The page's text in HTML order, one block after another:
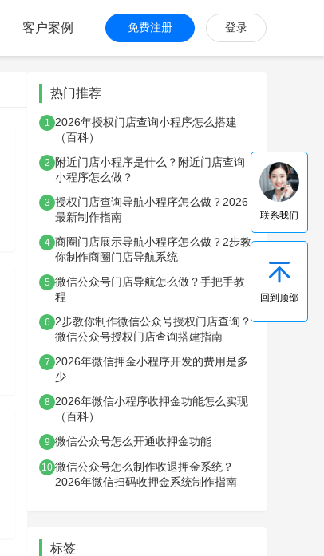
客户案例 免费注册 登录
热门推荐
1 2026年授权门店查询小程序怎么搭建
（百科）
2
附近门店小程序是什么？附近门店查询
小程序怎么做？
3 授权门店查询导航小程序怎么做？2026
最新制作指南
4 商圈门店展示导航小程序怎么做？2步教
你制作商圈门店导航系统
5 微信公众号门店导航怎么做？手把手教
程
6 2步教你制作微信公众号授权门店查询？
微信公众号授权门店查询搭建指南
7 2026年微信押金小程序开发的费用是多
少
8 2026年微信小程序收押金功能怎么实现
（百科）
9 微信公众号怎么开通收押金功能
10 微信公众号怎么制作收退押金系统？
2026年微信扫码收押金系统制作指南
标签
联系我们
回到顶部